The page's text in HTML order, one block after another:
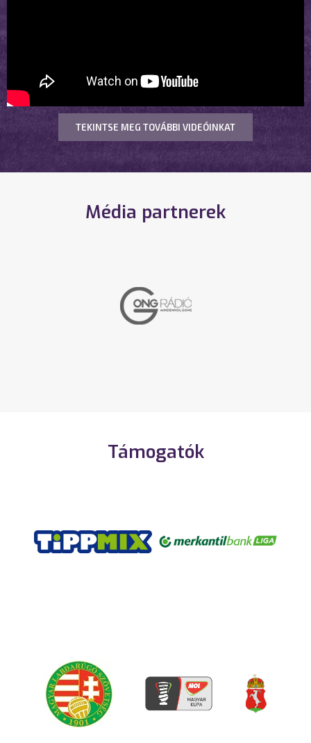
TEKINTSE MEG TOVÁBBI VIDEÓINKAT
Média partnerek
Támogatók